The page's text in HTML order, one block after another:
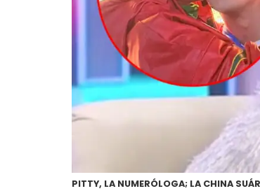
PITTY, LA NUMERÓLOGA; LA CHINA